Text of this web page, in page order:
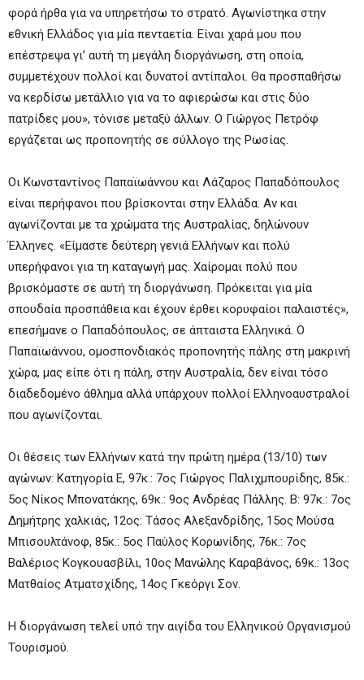
φορά ήρθα για να υπηρετήσω το στρατό. Αγωνίστηκα στην
εθνική Ελλάδος για μία πενταετία. Είναι χαρά μου που
επέστρεψα γι’ αυτή τη μεγάλη διοργάνωση, στη οποία,
συμμετέχουν πολλοί και δυνατοί αντίπαλοι. Θα προσπαθήσω
να κερδίσω μετάλλιο για να το αφιερώσω και στις δύο
πατρίδες μου», τόνισε μεταξύ άλλων. Ο Γιώργος Πετρόφ
εργάζεται ως προπονητής σε σύλλογο της Ρωσίας.
Οι Κωνσταντίνος Παπαϊωάννου και Λάζαρος Παπαδόπουλος
είναι περήφανοι που βρίσκονται στην Ελλάδα. Αν και
αγωνίζονται με τα χρώματα της Αυστραλίας, δηλώνουν
Έλληνες. «Είμαστε δεύτερη γενιά Ελλήνων και πολύ
υπερήφανοι για τη καταγωγή μας. Χαίρομαι πολύ που
βρισκόμαστε σε αυτή τη διοργάνωση. Πρόκειται για μία
σπουδαία προσπάθεια και έχουν έρθει κορυφαίοι παλαιστές»,
επεσήμανε ο Παπαδόπουλος, σε άπταιστα Ελληνικά. Ο
Παπαϊωάννου, ομοσπονδιακός προπονητής πάλης στη μακρινή
χώρα, μας είπε ότι η πάλη, στην Αυστραλία, δεν είναι τόσο
διαδεδομένο άθλημα αλλά υπάρχουν πολλοί Ελληνοαυστραλοί
που αγωνίζονται.
Οι θέσεις των Ελλήνων κατά την πρώτη ημέρα (13/10) των
αγώνων: Κατηγορία Ε, 97κ.: 7ος Γιώργος Παλιχμπουρίδης, 85κ.:
5ος Νίκος Μπονατάκης, 69κ.: 9ος Ανδρέας Πάλλης. Β: 97κ.: 7ος
Δημήτρης χαλκιάς, 12ος: Τάσος Αλεξανδρίδης, 15ος Μούσα
Μπισουλτάνοφ, 85κ.: 5ος Παύλος Κορωνίδης, 76κ.: 7ος
Βαλέριος Κογκουασβίλι, 10ος Μανώλης Καραβάνος, 69κ.: 13ος
Ματθαίος Ατματσχίδης, 14ος Γκεόργι Σον.
Η διοργάνωση τελεί υπό την αιγίδα του Ελληνικού Οργανισμού
Τουρισμού.